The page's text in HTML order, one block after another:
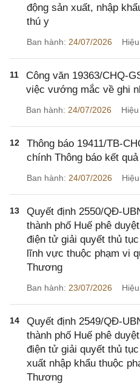
động sản xuất, nhập
thú y
Ban hành: 24/07/2026
11
Công văn 19363/CHQ-
việc vướng mắc về ghi
Ban hành: 24/07/2026
12
Thông báo 19411/TB-
chính Thông báo kết
Ban hành: 24/07/2026
13
Quyết định 2550/QĐ-
thành phố Huế phê
điện tử giải quyết thủ
lĩnh vực thuộc phạm vi
Thương
Ban hành: 23/07/2026
14
Quyết định 2549/QĐ-
thành phố Huế phê
điện tử giải quyết thủ
xuất nhập khẩu thuộc
Thương